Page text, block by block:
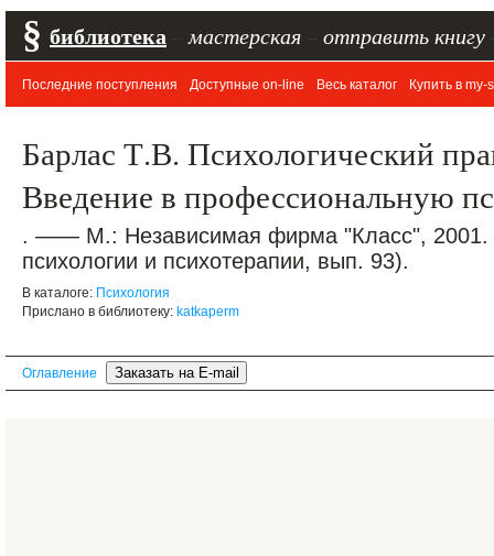
§ библиотека мастерская отправить книгу
Последние поступления Доступные on-line Весь каталог Купить в my-
Барлас Т.В. Психологический
Введение в профессиональную
. —— М.: Независимая фирма "Класс",
психологии и психотерапии, вып. 93).
В каталоге: Психология
Прислано в библиотеку: katkaperm
Оглавление